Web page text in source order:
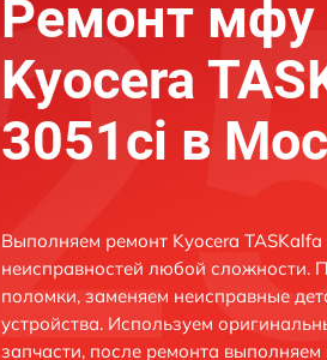
Ремонт мфу
Kyocera
3051ci в
Выполняем ремонт Kyocera
неисправностей любой сложности.
поломки, заменяем неисправные
устройства. Используем
запчасти, после ремонта